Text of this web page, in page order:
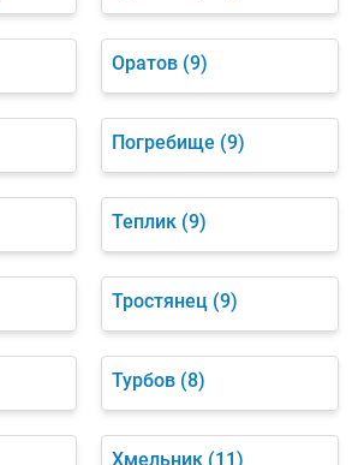
Оратов (9)
Погребище (9)
Теплик (9)
Тростянец (9)
Турбов (8)
Хмельник (11)